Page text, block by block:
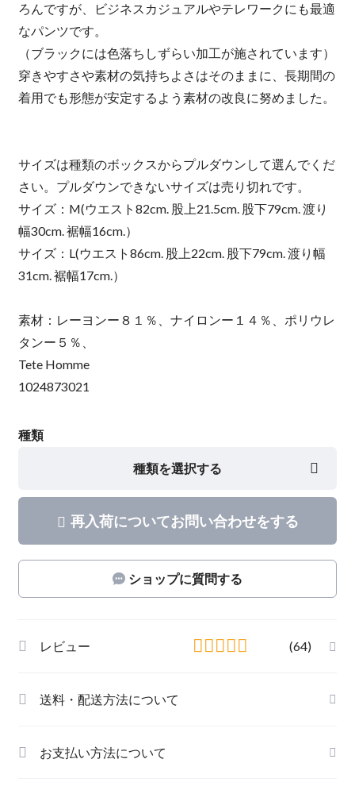
ろんですが、ビジネスカジュアルやテレワークにも最適
なパンツです。
（ブラックには色落ちしずらい加工が施されています）
穿きやすさや素材の気持ちよさはそのままに、長期間の
着用でも形態が安定するよう素材の改良に努めました。
サイズは種類のボックスからプルダウンして選んでくだ
さい。プルダウンできないサイズは売り切れです。
サイズ：M(ウエスト82cm. 股上21.5cm. 股下79cm. 渡り
幅30cm. 裾幅16cm.）
サイズ：L(ウエスト86cm. 股上22cm. 股下79cm. 渡り幅
31cm. 裾幅17cm.）
素材：レーヨンー８１％、ナイロンー１４％、ポリウレ
タンー５％、
Tete Homme
1024873021
種類
種類を選択する
再入荷についてお問い合わせをする
ショップに質問する
レビュー (64)
送料・配送方法について
お支払い方法について